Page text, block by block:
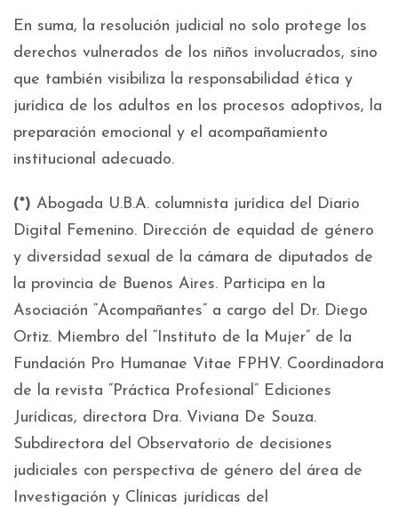
En suma, la resolución judicial no solo protege los
derechos vulnerados de los niños involucrados, sino
que también visibiliza la responsabilidad ética y
jurídica de los adultos en los procesos adoptivos, la
preparación emocional y el acompañamiento
institucional adecuado.
(*) Abogada U.B.A. columnista jurídica del Diario
Digital Femenino. Dirección de equidad de género
y diversidad sexual de la cámara de diputados de
la provincia de Buenos Aires. Participa en la
Asociación “Acompañantes” a cargo del Dr. Diego
Ortiz. Miembro del “Instituto de la Mujer” de la
Fundación Pro Humanae Vitae FPHV. Coordinadora
de la revista “Práctica Profesional” Ediciones
Jurídicas, directora Dra. Viviana De Souza.
Subdirectora del Observatorio de decisiones
judiciales con perspectiva de género del área de
Investigación y Clínicas jurídicas del